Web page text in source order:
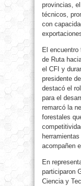
provincias,
técnicos,
con
El encuentro
de Ruta
el CFI y
presidente
destacó el
para el
remarcó la
forestales
acompañen
En
participaron
Ciencia y